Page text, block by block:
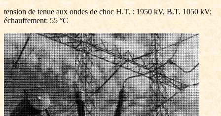
tension de tenue aux ondes de choc H.T. : 1950 kV, B.T. 1050 kV;
échauffement: 55 °C